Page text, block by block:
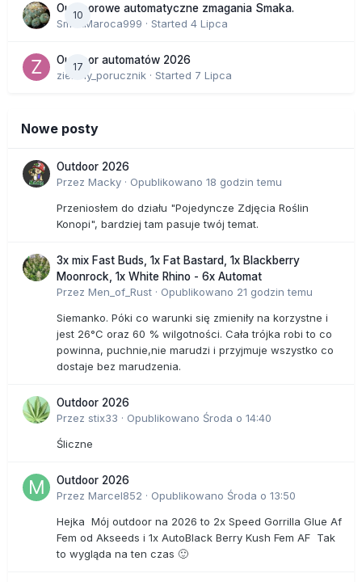
10
Outdoorowe automatyczne zmagania Smaka.
SmakMaroca999 · Started 4 Lipca
17
Outdoor automatów 2026
zielony_porucznik · Started 7 Lipca
Nowe posty
Outdoor 2026
Przez Macky · Opublikowano 18 godzin temu
Przeniosłem do działu "Pojedyncze Zdjęcia Roślin
Konopi", bardziej tam pasuje twój temat.
3x mix Fast Buds, 1x Fat Bastard, 1x Blackberry
Moonrock, 1x White Rhino - 6x Automat
Przez Men_of_Rust · Opublikowano 21 godzin temu
Siemanko. Póki co warunki się zmieniły na korzystne i
jest 26°C oraz 60 % wilgotności. Cała trójka robi to co
powinna, puchnie,nie marudzi i przyjmuje wszystko co
dostaje bez marudzenia.
Outdoor 2026
Przez stix33 · Opublikowano Środa o 14:40
Śliczne
Outdoor 2026
Przez Marcel852 · Opublikowano Środa o 13:50
Hejka Mój outdoor na 2026 to 2x Speed Gorrilla Glue Af
Fem od Akseeds i 1x AutoBlack Berry Kush Fem AF Tak
to wygląda na ten czas 🙂